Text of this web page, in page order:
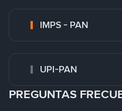
IMPS - PAN
UPI-PAN
PREGUNTAS